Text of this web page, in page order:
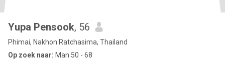
Yupa Pensook, 56
Phimai, Nakhon Ratchasima, Thailand
Op zoek naar: Man 50 - 68